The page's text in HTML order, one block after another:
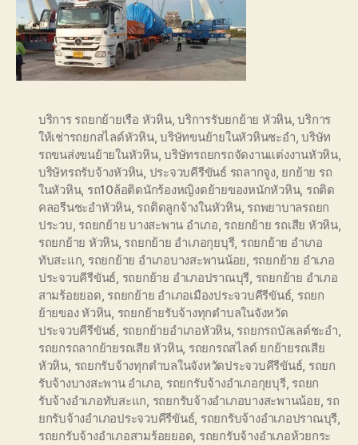
บริการ รถยกย้ายเรือ หัวหิน,บริการรับยกย้าย หัวหิน,บริการ
ให้เช่ารถยกสไลด์หัวหิน,บริษัทขนย้ายในหัวหินชะอำ,บริษัท
รถขนส่งขนย้ายในหัวหิน,บริษัทรถยกรถจัดงานแต่งงานหัวหิน,
บริษัทรถรับจ้างหัวหิน, ประจวบคีรีขันธ์ รถลากจูง, ยกย้าย รถ
ในหัวหิน, รถ10ล้อติดนักร้องหญิงดย้ายของหนักหัวหิน, รถติด
คลอรีนชะอำหัวหิน, รถติดลูกจ้างในหัวหิน, รถพยาบาลรถยก
ประวบ, รถยกย้าย บางสะพาน อำเภอ, รถยกย้าย รถเสีย หัวหิน,
รถยกย้าย หัวหิน, รถยกย้าย อำเภอกุยบุรี, รถยกย้าย อำเภอ
ทับสะแก, รถยกย้าย อำเภอบางสะพานน้อย, รถยกย้าย อำเภอ
ประจวบคีรีขันธ์, รถยกย้าย อำเภอปราณบุรี, รถยกย้าย อำเภอ
สามร้อยยอด, รถยกย้าย อำเภอเมืองประจวบคีรีขันธ์, รถยก
ย้ายของ หัวหิน, รถยกย้ายรับจ้างทุกตำบลในจังหวัด
ประจวบคีรีขันธ์, รถยกย้ายอำเภอหัวหิน, รถยกรถบัลเลต์ชะอำ,
รถยกรถลากย้ายรถเสีย หัวหิน, รถยกรถสไลด์ ยกย้ายรถเสีย
หัวหิน, รถยกรับจ้างทุกตำบลในจังหวัดประจวบคีรีขันธ์, รถยก
รับจ้างบางสะพาน อำเภอ, รถยกรับจ้างอำเภอกุยบุรี, รถยก
รับจ้างอำเภอทับสะแก, รถยกรับจ้างอำเภอบางสะพานน้อย, รถ
ยกรับจ้างอำเภอประจวบคีรีขันธ์, รถยกรับจ้างอำเภอปราณบุรี,
รถยกรับจ้างอำเภอสามร้อยยอด, รถยกรับจ้างอำเภอห้วยกระ